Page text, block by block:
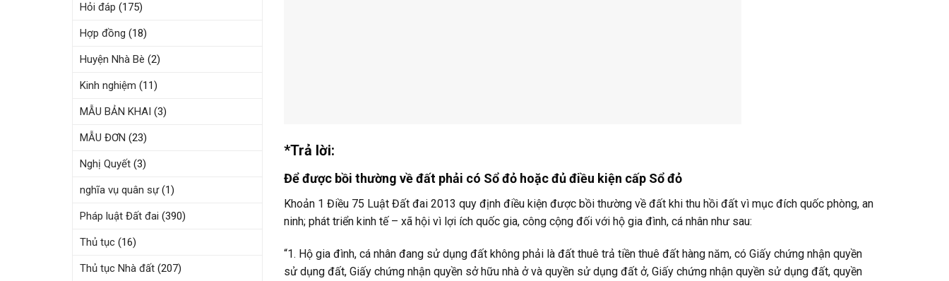
Hỏi đáp (175)
Hợp đồng (18)
Huyện Nhà Bè (2)
Kinh nghiệm (11)
MẪU BẢN KHAI (3)
MẪU ĐƠN (23)
Nghị Quyết (3)
nghĩa vụ quân sự(1)
Pháp luật Đất đai (390)
Thủ tục (16)
Thủ tục Nhà đất (207)
*Trả lời:
Để được bồi thường về đất phải có Sổ đỏ hoặc đủ điều kiện cấp Sổ đỏ
Khoản 1 Điều 75 Luật Đất đai 2013 quy định điều kiện được bồi thường về đất khi thu hồi đất vì mục đích quốc phòng, an
ninh; phát triển kinh tế – xã hội vì lợi ích quốc gia, công cộng đối với hộ gia đình, cá nhân như sau:
“1. Hộ gia đình, cá nhân đang sử dụng đất không phải là đất thuê trả tiền thuê đất hàng năm, có Giấy chứng nhận quyền
sử dụng đất, Giấy chứng nhận quyền sở hữu nhà ở và quyền sử dụng đất ở, Giấy chứng nhận quyền sử dụng đất, quyền